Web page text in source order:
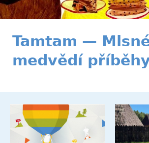
Tamtam —
medvědí